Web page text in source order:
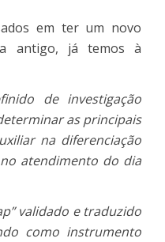
em ter um novo
antigo, já temos à
de investigação
as principais
na diferenciação
atendimento do dia
validado e traduzido
como instrumento